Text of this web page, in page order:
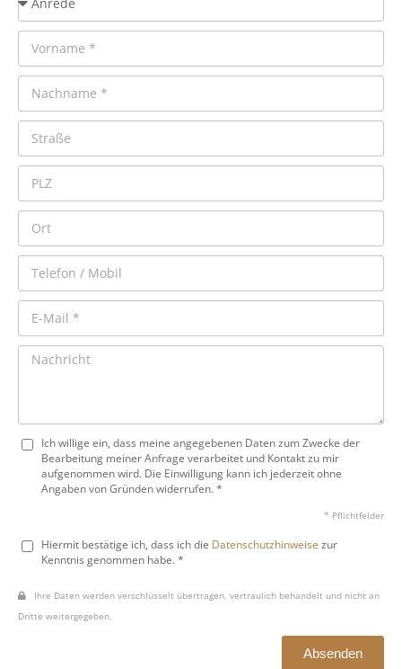
Ich willige ein, dass meine angegebenen Daten zum Zwecke der
Bearbeitung meiner Anfrage verarbeitet und Kontakt zu mir
aufgenommen wird. Die Einwilligung kann ich jederzeit ohne
Angaben von Gründen widerrufen. *
* Pflichtfelder
Hiermit bestätige ich, dass ich die Datenschutzhinweise zur
Kenntnis genommen habe. *
Ihre Daten werden verschlüsselt übertragen, vertraulich behandelt und nicht an
Dritte weitergegeben.
Absenden